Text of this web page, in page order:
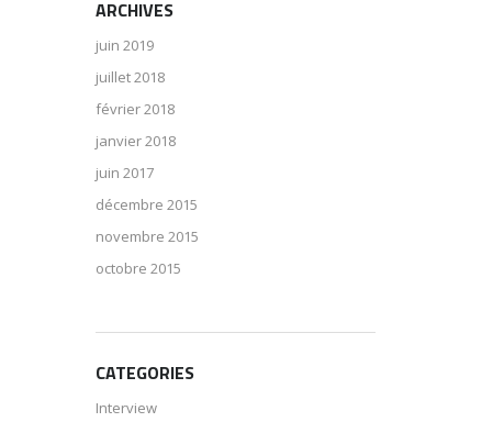
ARCHIVES
juin 2019
juillet 2018
février 2018
janvier 2018
juin 2017
décembre 2015
novembre 2015
octobre 2015
CATEGORIES
Interview